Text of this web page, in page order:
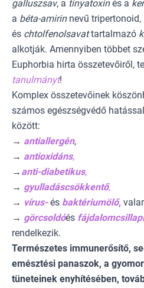
galluszsav, a tinyatoxinés a
a béta-amirinnevű tripertonoid,
és chtolfenolsavattartalmazó
alkotják. Amennyiben többet
Euphorbia hirta összetevőiről,
tanulmányt!
Komplex összetevőinek
számos egészségvédő
között:
→ antiallergén,
→ antioxidáns,
→ anti-diabetikus,
→ gyulladáscsökkentő,
→ vírus-és baktériumölő,
→ görcsoldóés
rendelkezik.
Természetes immunerősítő,
emésztési panaszok, a
tüneteinek enyhítésében,